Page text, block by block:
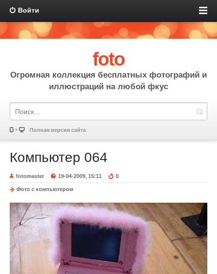
Войти
foto
Огромная коллекция бесплатных фотографий и
иллюстраций на любой фкус
Полная версия сайта
Компьютер 064
fotomaster 19-04-2009, 15:11 0
Фото с компьютером